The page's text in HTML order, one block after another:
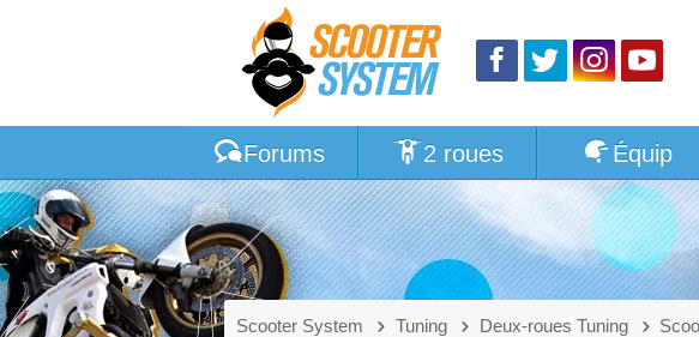
Forums 2 roues Équip
Scooter System Tuning Deux-roues Tuning